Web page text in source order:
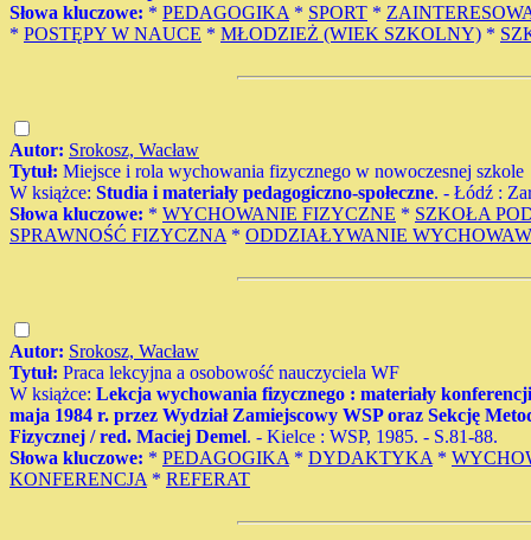
Słowa kluczowe: * PEDAGOGIKA * SPORT *
* POSTĘPY W NAUCE * MŁODZIEŻ (WIEK SZKOLNY) *
Autor: Srokosz, Wacław
Tytuł: Miejsce i rola wychowania fizycznego w nowoczesnej szkole
W książce: Studia i materiały pedagogiczno-społeczne. - Łódź :
Słowa kluczowe: * WYCHOWANIE FIZYCZNE * SZKOŁA
SPRAWNOŚĆ FIZYCZNA * ODDZIAŁYWANIE
Autor: Srokosz, Wacław
Tytuł: Praca lekcyjna a osobowość nauczyciela WF
W książce: Lekcja wychowania fizycznego : materiały
maja 1984 r. przez Wydział Zamiejscowy WSP oraz Sekcję
Fizycznej / red. Maciej Demel. - Kielce : WSP, 1985. - S.81-88.
Słowa kluczowe: * PEDAGOGIKA * DYDAKTYKA *
KONFERENCJA * REFERAT